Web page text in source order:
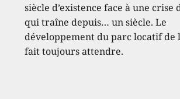
siècle d’existence face à une crise
qui traîne depuis… un siècle. Le
développement du parc locatif de
fait toujours attendre.